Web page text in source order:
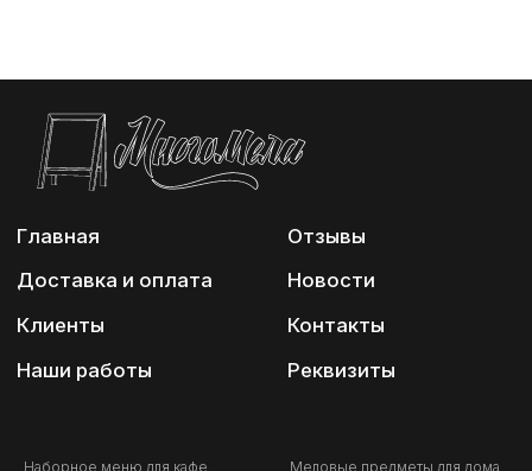
Наборное меню для кафе,
Меловые предметы для дома